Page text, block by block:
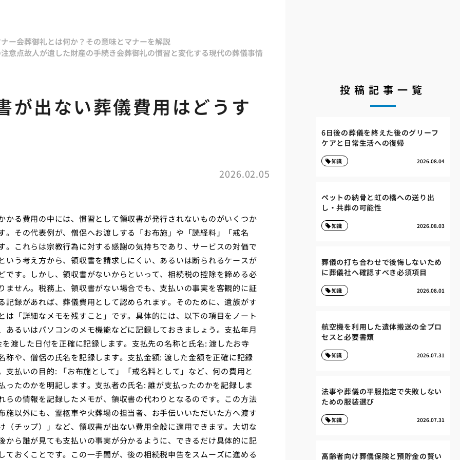
ー会葬御礼とは何か？その意味とマナーを解説
意点故人が遺した財産の手続き会葬御礼の慣習と変化する現代の葬儀事情
が出ない葬儀費用はどうす
2026.02.05
かる費用の中には、慣習として領収書が発行されないものがいくつか
。その代表例が、僧侶へお渡しする「お布施」や「読経料」「戒名
。これらは宗教行為に対する感謝の気持ちであり、サービスの対価で
いう考え方から、領収書を請求しにくい、あるいは断られるケースが
です。しかし、領収書がないからといって、相続税の控除を諦める必
ません。税務上、領収書がない場合でも、支払いの事実を客観的に証
記録があれば、葬儀費用として認められます。そのために、遺族がす
は「詳細なメモを残すこと」です。具体的には、以下の項目をノート
あるいはパソコンのメモ機能などに記録しておきましょう。支払年月
を渡した日付を正確に記録します。支払先の名称と氏名: 渡したお寺
称や、僧侶の氏名を記録します。支払金額: 渡した金額を正確に記録
支払いの目的: 「お布施として」「戒名料として」など、何の費用と
ったのかを明記します。支払者の氏名: 誰が支払ったのかを記録しま
らの情報を記録したメモが、領収書の代わりとなるのです。この方法
施以外にも、霊柩車や火葬場の担当者、お手伝いいただいた方へ渡す
（チップ）」など、領収書が出ない費用全般に適用できます。大切な
から誰が見ても支払いの事実が分かるように、できるだけ具体的に記
ておくことです。この一手間が、後の相続税申告をスムーズに進める
投稿記事一覧
6日後の葬儀を終えた後のグリーフ
ケアと日常生活への復帰
2026.08.04
知識
ペットの納骨と虹の橋への送り出
し・共葬の可能性
2026.08.03
知識
葬儀の打ち合わせで後悔しないため
に葬儀社へ確認すべき必須項目
2026.08.01
知識
航空機を利用した遺体搬送の全プロ
セスと必要書類
2026.07.31
知識
法事や葬儀の平服指定で失敗しない
ための服装選び
2026.07.31
知識
高齢者向け葬儀保険と預貯金の賢い